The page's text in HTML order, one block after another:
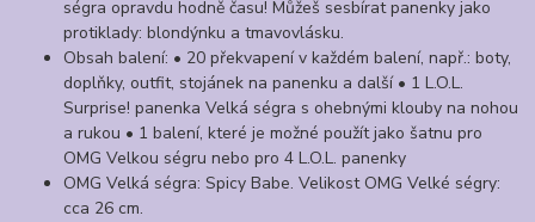
ségra opravdu hodně času! Můžeš sesbírat panenky jako
protiklady: blondýnku a tmavovlásku.
Obsah balení: • 20 překvapení v každém balení, např.: boty,
doplňky, outfit, stojánek na panenku a další • 1 L.O.L.
Surprise! panenka Velká ségra s ohebnými klouby na nohou
a rukou • 1 balení, které je možné použít jako šatnu pro
OMG Velkou ségru nebo pro 4 L.O.L. panenky
OMG Velká ségra: Spicy Babe. Velikost OMG Velké ségry:
cca 26 cm.